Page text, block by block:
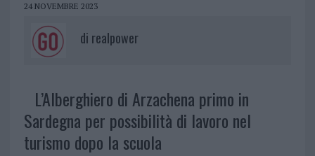
24 NOVEMBRE 2023
di realpower
L’Alberghiero di Arzachena primo in
Sardegna per possibilità di lavoro nel
turismo dopo la scuola